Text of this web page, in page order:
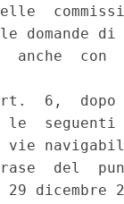
domande
anche
6,
le
vie
del
dicembre